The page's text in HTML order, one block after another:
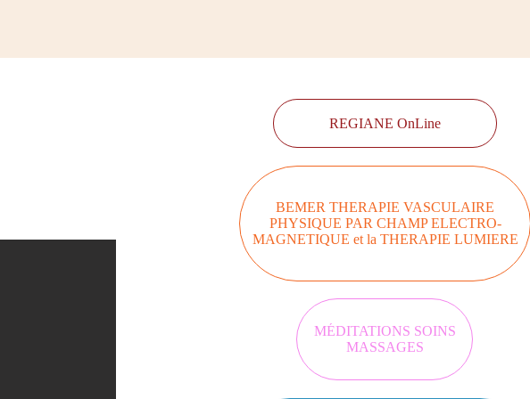
REGIANE OnLine
BEMER THERAPIE VASCULAIRE
PHYSIQUE PAR CHAMP ELECTRO-
MAGNETIQUE et la THERAPIE LUMIERE
MÉDITATIONS SOINS
MASSAGES